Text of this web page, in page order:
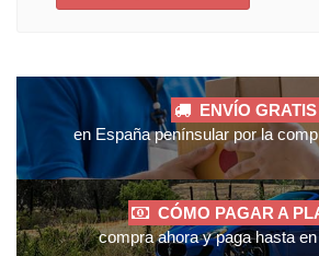
ENVÍO GRATIS
en España penínsular por la
CÓMO PAGAR A
compra ahora y paga hasta